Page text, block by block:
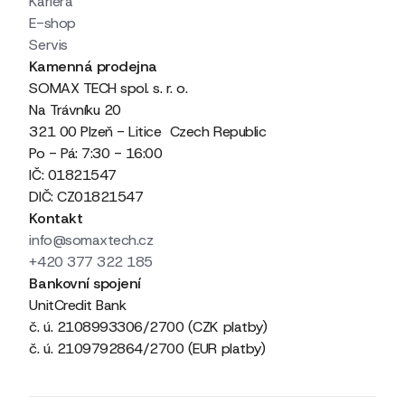
E-shop
Servis
Kamenná prodejna
SOMAX TECH spol. s. r. o.
Na Trávníku 20
321 00 Plzeň - Litice Czech Republic
Po - Pá: 7:30 - 16:00
IČ: 01821547
DIČ: CZ01821547
Kontakt
info@somaxtech.cz
+420 377 322 185
Bankovní spojení
UnitCredit Bank
č. ú. 2108993306/2700 (CZK platby)
č. ú. 2109792864/2700 (EUR platby)